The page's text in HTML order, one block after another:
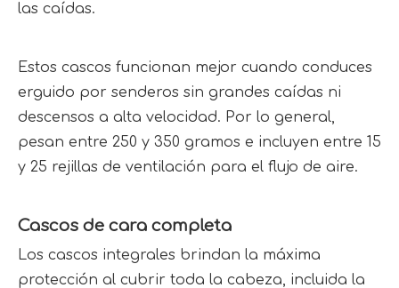
las caídas.
Estos cascos funcionan mejor cuando conduces
erguido por senderos sin grandes caídas ni
descensos a alta velocidad. Por lo general,
pesan entre 250 y 350 gramos e incluyen entre 15
y 25 rejillas de ventilación para el flujo de aire.
Cascos de cara completa
Los cascos integrales brindan la máxima
protección al cubrir toda la cabeza, incluida la